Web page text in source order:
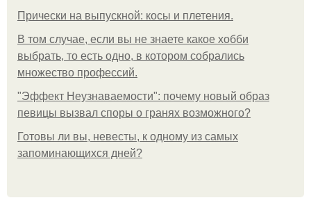
Прически на выпускной: косы и плетения.
В том случае, если вы не знаете какое хобби
выбрать, то есть одно, в котором собрались
множество профессий.
"Эффект Неузнаваемости": почему новый образ
певицы вызвал споры о гранях возможного?
Готовы ли вы, невесты, к одному из самых
запоминающихся дней?